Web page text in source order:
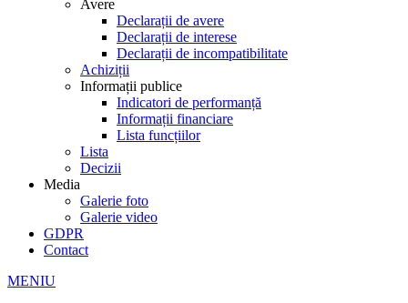
Avere
Declarații de avere
Declarații de interese
Declarații de incompatibilitate
Achiziții
Informații publice
Indicatori de performanță
Informații financiare
Lista funcțiilor
Lista
Decizii
Media
Galerie foto
Galerie video
GDPR
Contact
MENIU